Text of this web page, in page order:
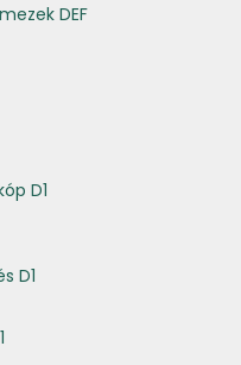
DEF
D1
D1